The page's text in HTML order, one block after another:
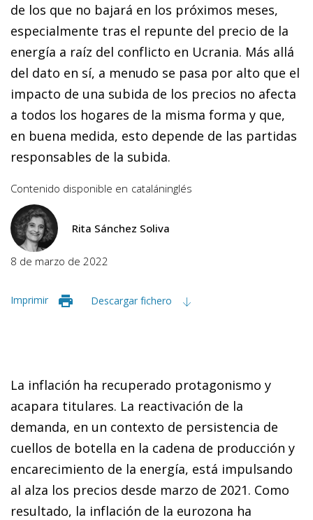
de los que no bajará en los próximos meses,
especialmente tras el repunte del precio de la
energía a raíz del conflicto en Ucrania. Más allá
del dato en sí, a menudo se pasa por alto que el
impacto de una subida de los precios no afecta
a todos los hogares de la misma forma y que,
en buena medida, esto depende de las partidas
responsables de la subida.
Contenido disponible en cataláninglés
Rita Sánchez Soliva
8 de marzo de 2022
Imprimir Descargar fichero
La inflación ha recuperado protagonismo y
acapara titulares. La reactivación de la
demanda, en un contexto de persistencia de
cuellos de botella en la cadena de producción y
encarecimiento de la energía, está impulsando
al alza los precios desde marzo de 2021. Como
resultado, la inflación de la eurozona ha